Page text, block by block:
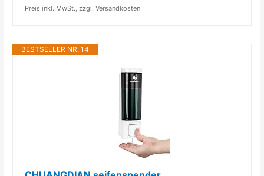
Preis inkl. MwSt., zzgl. Versandkosten
BESTSELLER NR. 14